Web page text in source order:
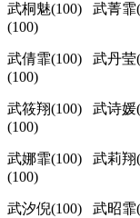
武桐魅(100) 武菁
(100)
武倩霏(100) 武丹
(100)
武筱翔(100) 武诗
(100)
武娜霏(100) 武莉
(100)
武汐倪(100) 武昭